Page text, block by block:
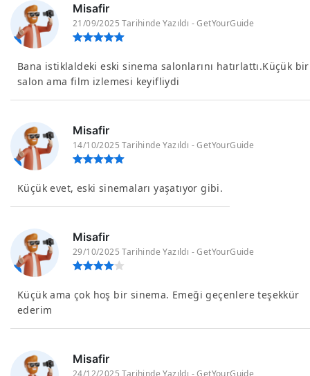
Misafir
21/09/2025 Tarihinde Yazıldı - GetYourGuide
Bana istiklaldeki eski sinema salonlarını hatırlattı.Küçük bir
salon ama film izlemesi keyifliydi
Misafir
14/10/2025 Tarihinde Yazıldı - GetYourGuide
Küçük evet, eski sinemaları yaşatıyor gibi.
Misafir
29/10/2025 Tarihinde Yazıldı - GetYourGuide
Küçük ama çok hoş bir sinema. Emeği geçenlere teşekkür
ederim
Misafir
24/12/2025 Tarihinde Yazıldı - GetYourGuide